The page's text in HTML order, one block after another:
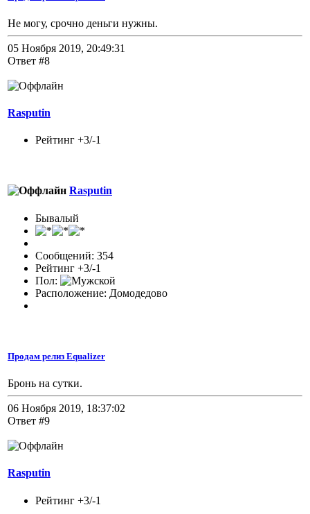
Не могу, срочно деньги нужны.
05 Ноября 2019, 20:49:31
Ответ #8
Rasputin
Рейтинг +3/-1
Rasputin
Бывалый
Сообщений: 354
Рейтинг +3/-1
Пол:
Расположение: Домодедово
Продам релиз Equalizer
Бронь на сутки.
06 Ноября 2019, 18:37:02
Ответ #9
Rasputin
Рейтинг +3/-1